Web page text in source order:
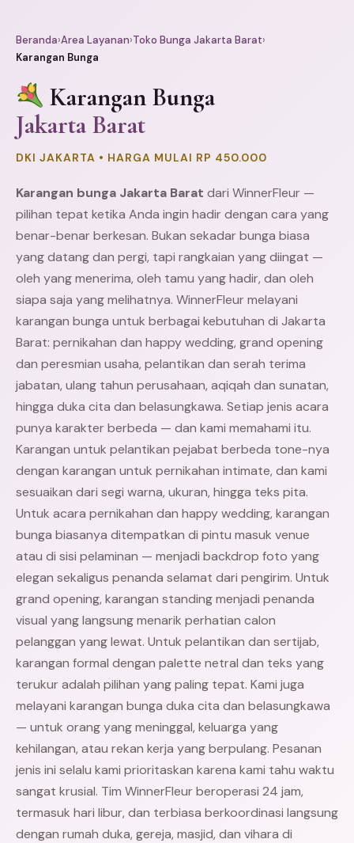
Beranda›Area Layanan›Toko Bunga Jakarta Barat›
Karangan Bunga
Karangan Bunga
Jakarta Barat
DKI JAKARTA • HARGA MULAI RP 450.000
Karangan bunga Jakarta Barat dari WinnerFleur —
pilihan tepat ketika Anda ingin hadir dengan cara yang
benar-benar berkesan. Bukan sekadar bunga biasa
yang datang dan pergi, tapi rangkaian yang diingat —
oleh yang menerima, oleh tamu yang hadir, dan oleh
siapa saja yang melihatnya. WinnerFleur melayani
karangan bunga untuk berbagai kebutuhan di Jakarta
Barat: pernikahan dan happy wedding, grand opening
dan peresmian usaha, pelantikan dan serah terima
jabatan, ulang tahun perusahaan, aqiqah dan sunatan,
hingga duka cita dan belasungkawa. Setiap jenis acara
punya karakter berbeda — dan kami memahami itu.
Karangan untuk pelantikan pejabat berbeda tone-nya
dengan karangan untuk pernikahan intimate, dan kami
sesuaikan dari segi warna, ukuran, hingga teks pita.
Untuk acara pernikahan dan happy wedding, karangan
bunga biasanya ditempatkan di pintu masuk venue
atau di sisi pelaminan — menjadi backdrop foto yang
elegan sekaligus penanda selamat dari pengirim. Untuk
grand opening, karangan standing menjadi penanda
visual yang langsung menarik perhatian calon
pelanggan yang lewat. Untuk pelantikan dan sertijab,
karangan formal dengan palette netral dan teks yang
terukur adalah pilihan yang paling tepat. Kami juga
melayani karangan bunga duka cita dan belasungkawa
— untuk orang yang meninggal, keluarga yang
kehilangan, atau rekan kerja yang berpulang. Pesanan
jenis ini selalu kami prioritaskan karena kami tahu waktu
sangat krusial. Tim WinnerFleur beroperasi 24 jam,
termasuk hari libur, dan terbiasa berkoordinasi langsung
dengan rumah duka, gereja, masjid, dan vihara di